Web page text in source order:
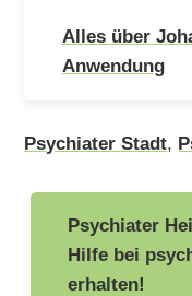
Alles über
Anwendung
Psychiater Stadt,
Psychiater
Hilfe bei
erhalten!